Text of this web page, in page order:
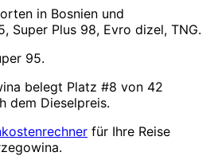
in Bosnien und
Super Plus 98, Evro dizel, TNG.
95.
belegt Platz #8 von 42
dem Dieselpreis.
für Ihre Reise